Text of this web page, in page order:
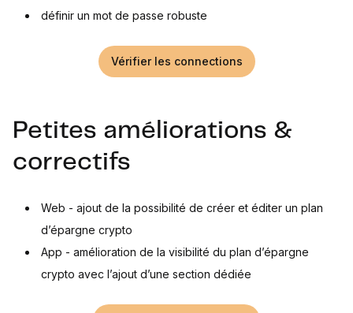
définir un mot de passe robuste
Vérifier les connections
Petites améliorations &
correctifs
Web - ajout de la possibilité de créer et éditer un plan
d’épargne crypto
App - amélioration de la visibilité du plan d’épargne
crypto avec l’ajout d’une section dédiée